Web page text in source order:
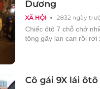
XÃ HỘI 2832 ngày
Dương
Chiếc ôtô 7 chỗ chở
tông gãy lan can rồi rơi
Cô gái 9X lái